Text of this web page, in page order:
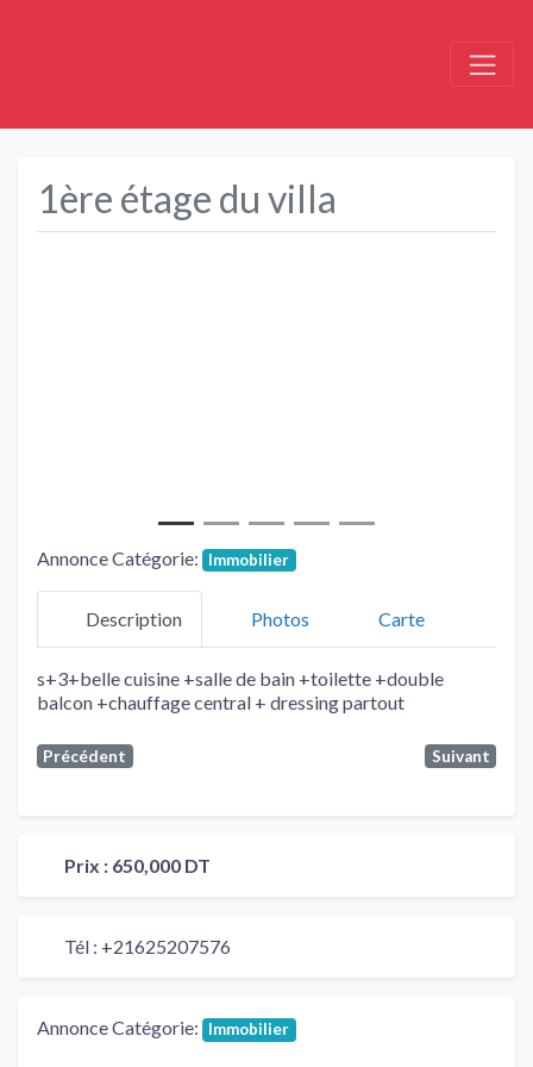
1ère étage du villa
Annonce Catégorie: Immobilier
Description Photos Carte
s+3+belle cuisine +salle de bain +toilette +double
balcon +chauffage central + dressing partout
Précédent Suivant
Prix : 650,000 DT
Tél : +21625207576
Annonce Catégorie: Immobilier